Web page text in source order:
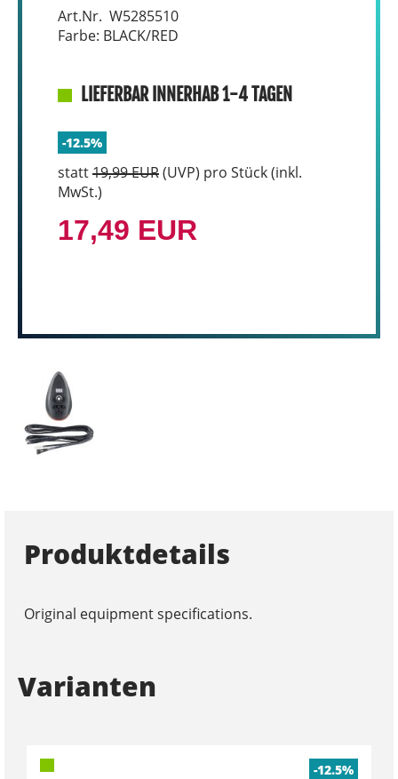
Art.Nr. W5285510
Farbe: BLACK/RED
LIEFERBAR INNERHAB 1-4 TAGEN
-12.5%
statt19,99 EUR(UVP) pro Stück (inkl.
MwSt.)
17,49 EUR
Produktdetails
Original equipment specifications.
Varianten
-12.5%